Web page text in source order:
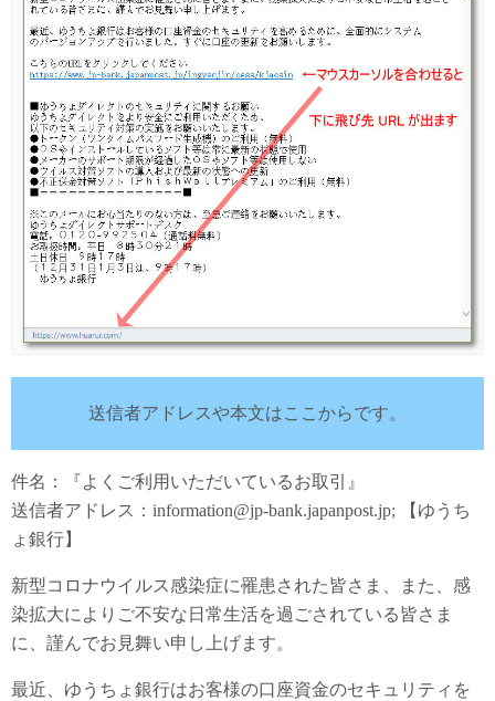
送信者アドレスや本文はここからです。
件名：『よくご利用いただいているお取引』
送信者アドレス：information@jp-bank.japanpost.jp; 【ゆうち
ょ銀行】
新型コロナウイルス感染症に罹患された皆さま、また、感
染拡大によりご不安な日常生活を過ごされている皆さま
に、謹んでお見舞い申し上げます。
最近、ゆうちょ銀行はお客様の口座資金のセキュリティを